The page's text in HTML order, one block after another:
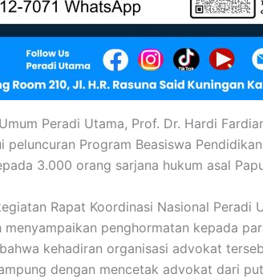
Peradi Utama, Prof. Dr. Hardi
peluncuran Program Beasiswa
3.000 orang sarjana hukum asal
Rapat Koordinasi Nasional
menyampaikan penghormatan kepada
kehadiran organisasi advokat
dengan mencetak advokat dari